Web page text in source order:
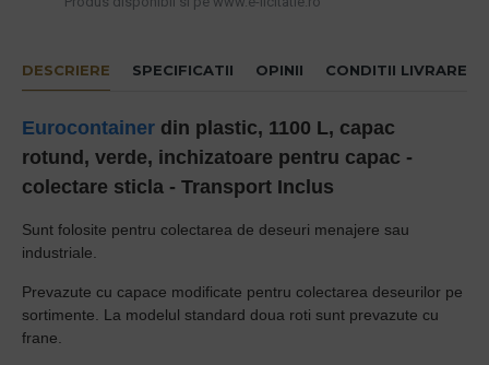
DESCRIERE SPECIFICATII OPINII CONDITII LIVRARE
Eurocontainer din plastic, 1100 L, capac
rotund, verde, inchizatoare pentru capac -
colectare sticla - Transport Inclus
Sunt folosite pentru colectarea de deseuri menajere sau
industriale.
Prevazute cu capace modificate pentru colectarea deseurilor pe
sortimente. La modelul standard doua roti sunt prevazute cu
frane.